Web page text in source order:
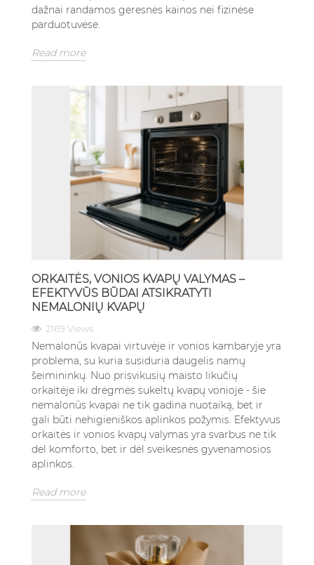
dažnai randamos geresnės kainos nei fizinėse
parduotuvėse.
Read more
ORKAITĖS, VONIOS KVAPŲ VALYMAS –
EFEKTYVŪS BŪDAI ATSIKRATYTI
NEMALONIŲ KVAPŲ
2169 Views
Nemalonūs kvapai virtuvėje ir vonios kambaryje yra
problema, su kuria susiduria daugelis namų
šeimininkų. Nuo prisvikusių maisto likučių
orkaitėje iki drėgmės sukeltų kvapų vonioje - šie
nemalonūs kvapai ne tik gadina nuotaiką, bet ir
gali būti nehigieniškos aplinkos požymis. Efektyvus
orkaitės ir vonios kvapų valymas yra svarbus ne tik
dėl komforto, bet ir dėl sveikesnės gyvenamosios
aplinkos.
Read more